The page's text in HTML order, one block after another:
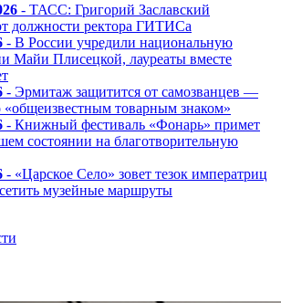
- ТАСС: Григорий Заславский
должности ректора ГИТИСа
- В России учредили национальную
Майи Плисецкой, лауреаты вместе
- Эрмитаж защитится от самозванцев —
«общеизвестным товарным знаком»
- Книжный фестиваль «Фонарь» примет
состоянии на благотворительную
- «Царское Село» зовет тезок императриц
музейные маршруты